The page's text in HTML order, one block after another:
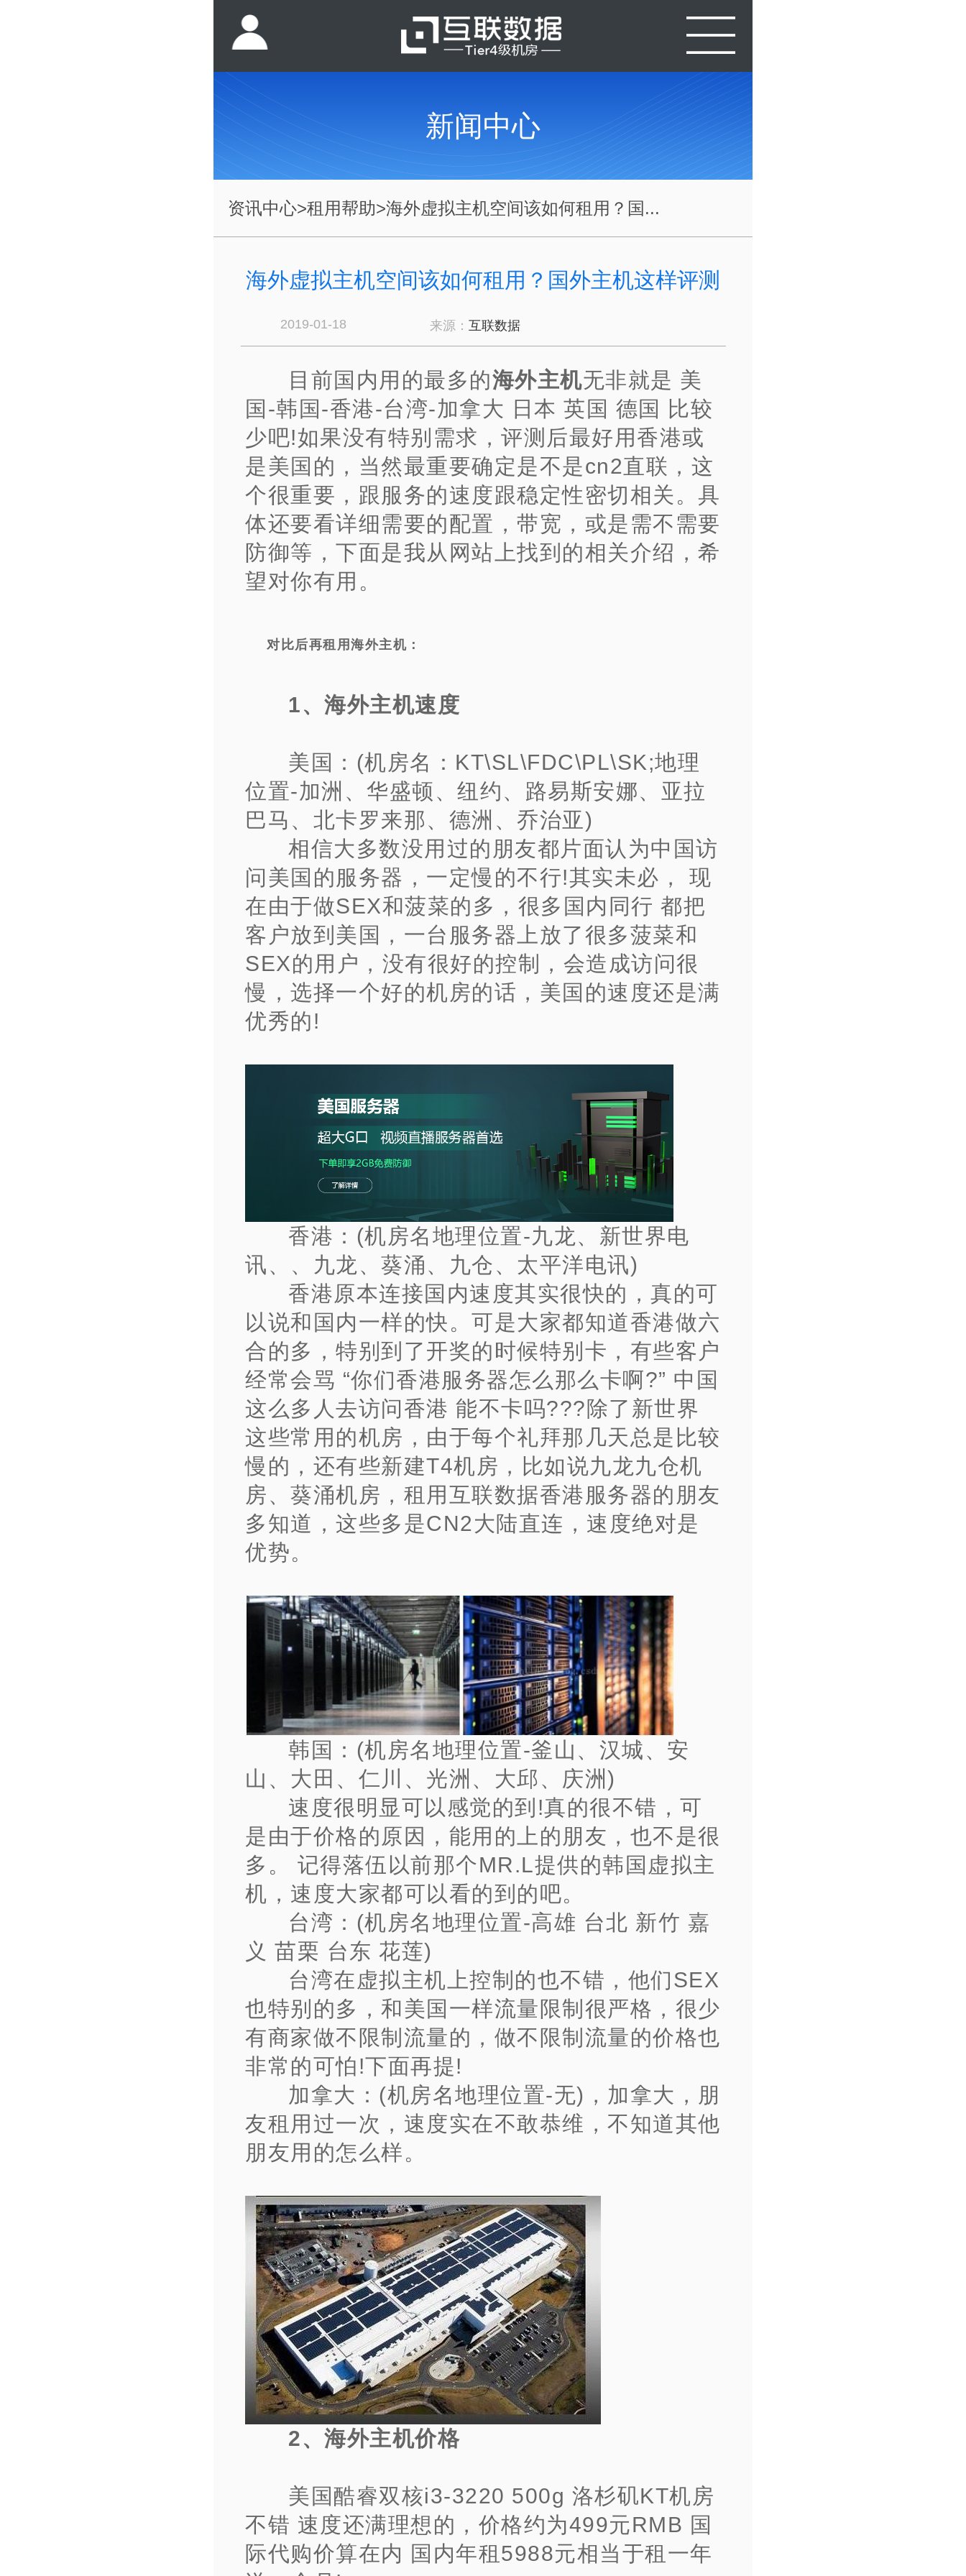
新闻中心
资讯中心>租用帮助>海外虚拟主机空间该如何租用？国...
海外虚拟主机空间该如何租用？国外主机这样评测
2019-01-18 来源： 互联数据
目前国内用的最多的海外主机无非就是 美
国-韩国-香港-台湾-加拿大 日本 英国 德国 比较
少吧!如果没有特别需求，评测后最好用香港或
是美国的，当然最重要确定是不是cn2直联，这
个很重要，跟服务的速度跟稳定性密切相关。具
体还要看详细需要的配置，带宽，或是需不需要
防御等，下面是我从网站上找到的相关介绍，希
望对你有用。
对比后再租用海外主机：
1、海外主机速度
美国：(机房名：KT\SL\FDC\PL\SK;地理
位置-加洲、华盛顿、纽约、路易斯安娜、亚拉
巴马、北卡罗来那、德洲、乔治亚)
相信大多数没用过的朋友都片面认为中国访
问美国的服务器，一定慢的不行!其实未必， 现
在由于做SEX和菠菜的多，很多国内同行 都把
客户放到美国，一台服务器上放了很多菠菜和
SEX的用户，没有很好的控制，会造成访问很
慢，选择一个好的机房的话，美国的速度还是满
优秀的!
香港：(机房名地理位置-九龙、新世界电
讯、、九龙、葵涌、九仓、太平洋电讯)
香港原本连接国内速度其实很快的，真的可
以说和国内一样的快。可是大家都知道香港做六
合的多，特别到了开奖的时候特别卡，有些客户
经常会骂 “你们香港服务器怎么那么卡啊?” 中国
这么多人去访问香港 能不卡吗???除了新世界
这些常用的机房，由于每个礼拜那几天总是比较
慢的，还有些新建T4机房，比如说九龙九仓机
房、葵涌机房，租用互联数据香港服务器的朋友
多知道，这些多是CN2大陆直连，速度绝对是
优势。
韩国：(机房名地理位置-釜山、汉城、安
山、大田、仁川、光洲、大邱、庆洲)
速度很明显可以感觉的到!真的很不错，可
是由于价格的原因，能用的上的朋友，也不是很
多。 记得落伍以前那个MR.L提供的韩国虚拟主
机，速度大家都可以看的到的吧。
台湾：(机房名地理位置-高雄 台北 新竹 嘉
义 苗栗 台东 花莲)
台湾在虚拟主机上控制的也不错，他们SEX
也特别的多，和美国一样流量限制很严格，很少
有商家做不限制流量的，做不限制流量的价格也
非常的可怕!下面再提!
加拿大：(机房名地理位置-无)， 加拿大，朋
友租用过一次，速度实在不敢恭维，不知道其他
朋友用的怎么样。
2、海外主机价格
美国酷睿双核i3-3220 500g 洛杉矶KT机房
不错 速度还满理想的，价格约为499元RMB 国
际代购价算在内 国内年租5988元相当于租一年